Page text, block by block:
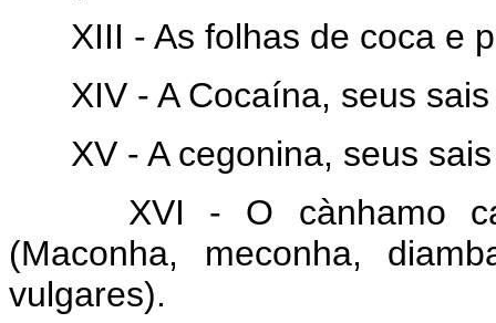
XIII - As folhas de coca e
XIV - A Cocaína, seus
XV - A cegonina, seus
XVI - O cànhamo
(Maconha, meconha,
vulgares).